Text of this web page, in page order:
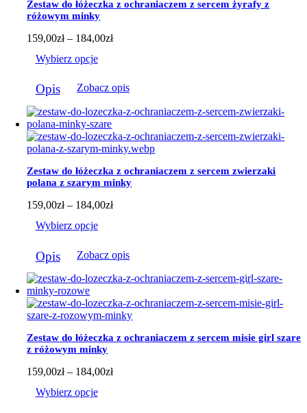
wybrać
na
stronie
Zestaw do łóżeczka z ochraniaczem z sercem żyrafy z
różowym minky
159,00zł – 184,00złZakres
do
Wybierz opcje
produkt
ma
wiele
wariantów.
Opcje
można
wybrać
na
stronie
produktu
Opis Zobacz opis
Zestaw do łóżeczka z ochraniaczem z sercem zwierzaki
polana z szarym minky
159,00zł – 184,00złZakres
do
Wybierz opcje
produkt
ma
wiele
wariantów.
Opcje
można
wybrać
na
stronie
produktu
Opis Zobacz opis
Zestaw do łóżeczka z ochraniaczem z sercem misie girl szare
z różowym minky
159,00zł – 184,00złZakres
Wybierz opcje